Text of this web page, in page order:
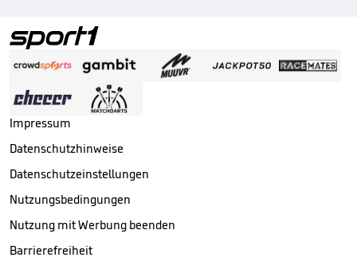
Impressum
Datenschutzhinweise
Datenschutzeinstellungen
Nutzungsbedingungen
Nutzung mit Werbung beenden
Barrierefreiheit